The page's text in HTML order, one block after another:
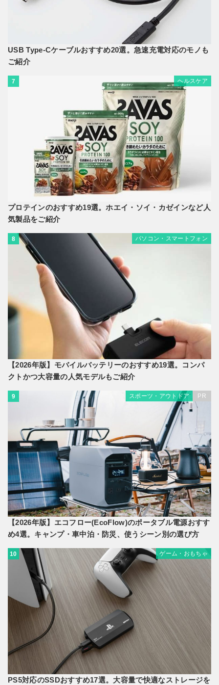
USB Type-Cケーブルおすすめ20選。急速充電対応のモノも
ご紹介
7 ヘルスケア
プロテインのおすすめ19選。ホエイ・ソイ・カゼインなど人
気製品をご紹介
8 パソコン・スマートフォン
【2026年版】モバイルバッテリーのおすすめ19選。コンパ
クトかつ大容量の人気モデルもご紹介
9 スポーツ・アウトドア PR
【2026年版】エコフロー(EcoFlow)のポータブル電源おすす
め4選。キャンプ・車中泊・防災、使うシーン別の選び方
10 ゲーム・おもちゃ
PS5対応のSSDおすすめ17選。大容量で快適なストレージを